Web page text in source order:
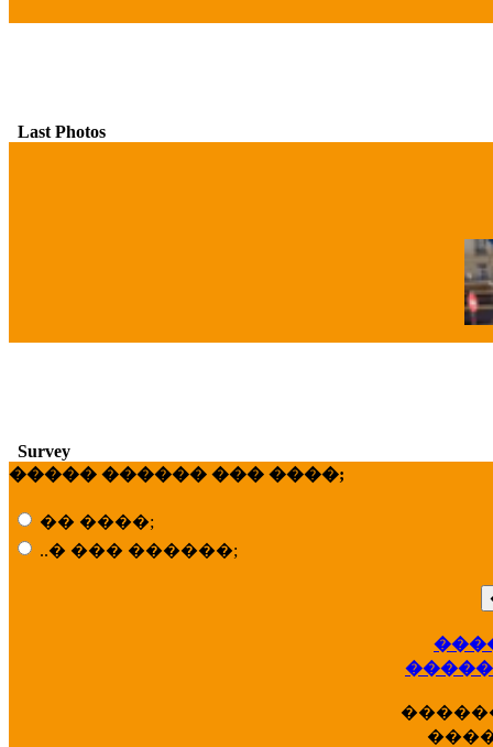
Last Photos
Survey
����� ������ ��� ����;
�� ����;
..� ��� ������;